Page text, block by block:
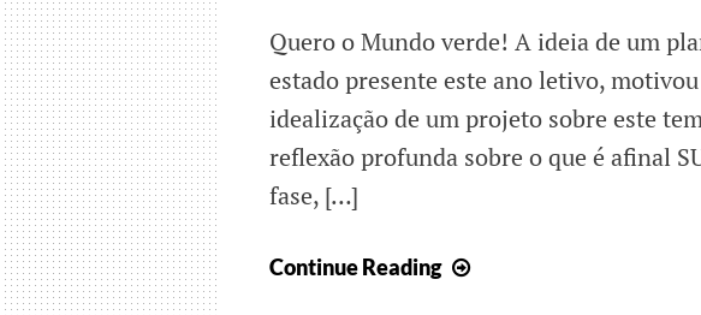
Quero o Mundo verde! A ideia de um
estado presente este ano letivo,
idealização de um projeto sobre este
reflexão profunda sobre o que é afinal
fase, […]
Continue Reading